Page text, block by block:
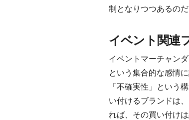
制となりつつあるのだ
イベント関連
イベントマーチャン
という集合的な感情
「不確実性」という
い付けるブランドは
れば、その買い付け